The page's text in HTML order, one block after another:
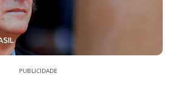
PUBLICIDADE